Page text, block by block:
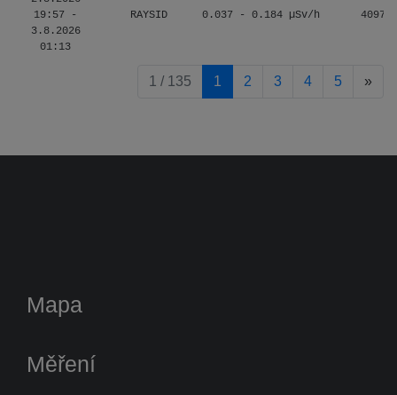
19:57 -
3.8.2026
01:13
RAYSID 0.037 - 0.184 µSv/h 4097
1 / 135 1 2 3 4 5 »
Mapa
Měření